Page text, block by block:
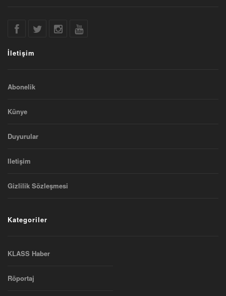
İletişim
Abonelik
Künye
Duyurular
Iletişim
Gizlilik Sözleşmesi
Kategoriler
KLASS Haber
Röportaj